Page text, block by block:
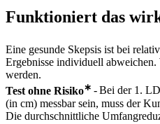
Funktioniert das
Eine gesunde Skepsis ist bei
Ergebnisse individuell
werden.
Test ohne Risiko∗ -Bei der 1.
(in cm) messbar sein, muss der
Die durchschnittliche